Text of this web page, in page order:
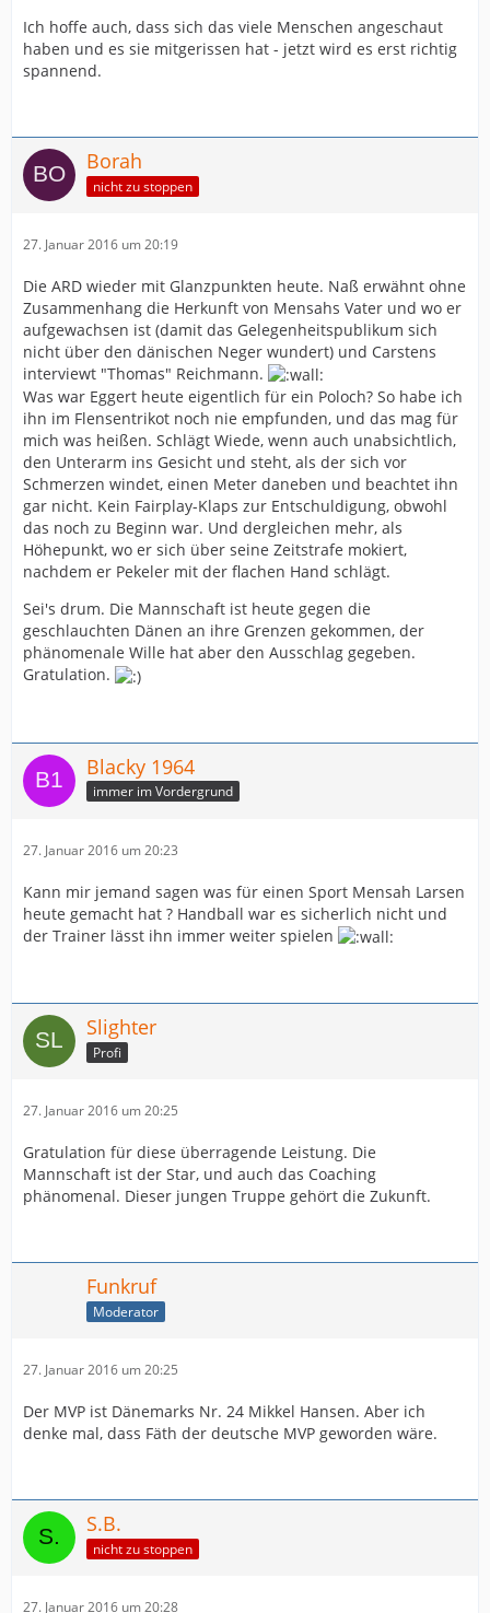
Ich hoffe auch, dass sich das viele Menschen angeschaut
haben und es sie mitgerissen hat - jetzt wird es erst richtig
spannend.
Borah
nicht zu stoppen
27. Januar 2016 um 20:19
Die ARD wieder mit Glanzpunkten heute. Naß erwähnt ohne
Zusammenhang die Herkunft von Mensahs Vater und wo er
aufgewachsen ist (damit das Gelegenheitspublikum sich
nicht über den dänischen Neger wundert) und Carstens
interviewt "Thomas" Reichmann.
Was war Eggert heute eigentlich für ein Poloch? So habe ich
ihn im Flensentrikot noch nie empfunden, und das mag für
mich was heißen. Schlägt Wiede, wenn auch unabsichtlich,
den Unterarm ins Gesicht und steht, als der sich vor
Schmerzen windet, einen Meter daneben und beachtet ihn
gar nicht. Kein Fairplay-Klaps zur Entschuldigung, obwohl
das noch zu Beginn war. Und dergleichen mehr, als
Höhepunkt, wo er sich über seine Zeitstrafe mokiert,
nachdem er Pekeler mit der flachen Hand schlägt.
Sei's drum. Die Mannschaft ist heute gegen die
geschlauchten Dänen an ihre Grenzen gekommen, der
phänomenale Wille hat aber den Ausschlag gegeben.
Gratulation.
Blacky 1964
immer im Vordergrund
27. Januar 2016 um 20:23
Kann mir jemand sagen was für einen Sport Mensah Larsen
heute gemacht hat ? Handball war es sicherlich nicht und
der Trainer lässt ihn immer weiter spielen
Slighter
Profi
27. Januar 2016 um 20:25
Gratulation für diese überragende Leistung. Die
Mannschaft ist der Star, und auch das Coaching
phänomenal. Dieser jungen Truppe gehört die Zukunft.
Funkruf
Moderator
27. Januar 2016 um 20:25
Der MVP ist Dänemarks Nr. 24 Mikkel Hansen. Aber ich
denke mal, dass Fäth der deutsche MVP geworden wäre.
S.B.
nicht zu stoppen
27. Januar 2016 um 20:28